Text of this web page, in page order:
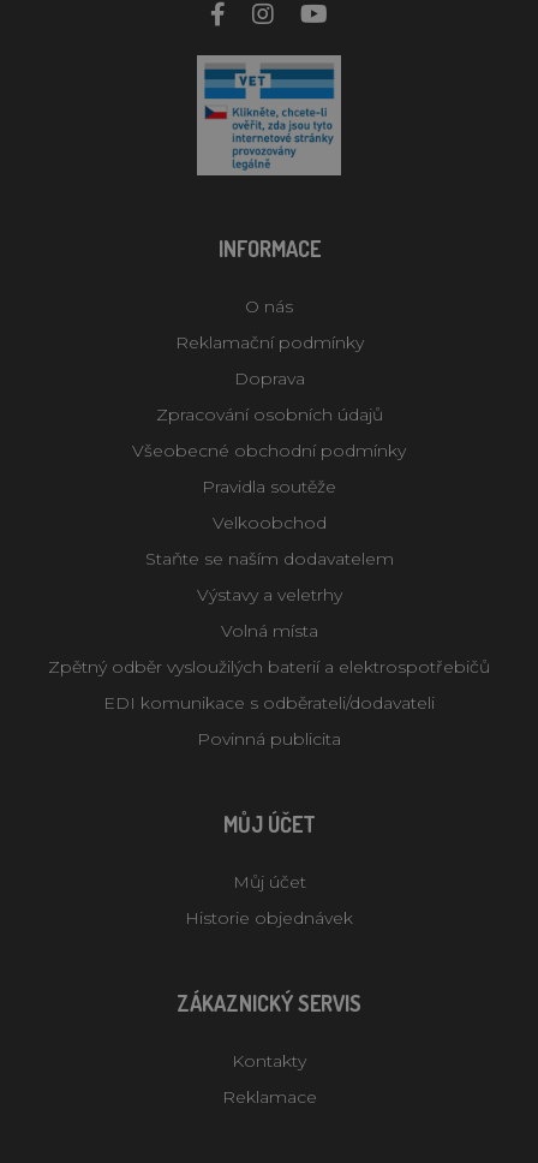
INFORMACE
O nás
Reklamační podmínky
Doprava
Zpracování osobních údajů
Všeobecné obchodní podmínky
Pravidla soutěže
Velkoobchod
Staňte se naším dodavatelem
Výstavy a veletrhy
Volná místa
Zpětný odběr vysloužilých baterií a elektrospotřebičů
EDI komunikace s odběrateli/dodavateli
Povinná publicita
MŮJ ÚČET
Můj účet
Historie objednávek
ZÁKAZNICKÝ SERVIS
Kontakty
Reklamace